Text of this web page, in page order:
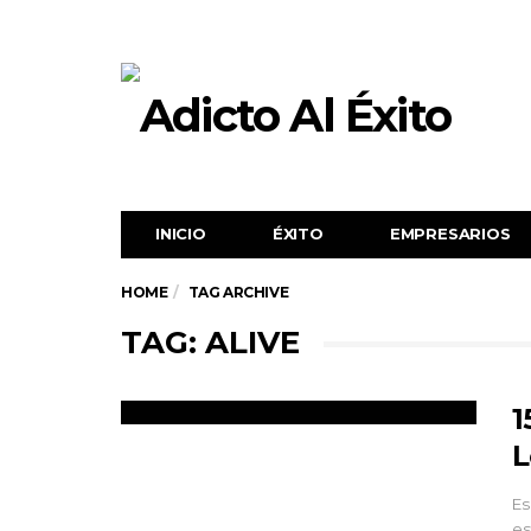
INICIO ÉXITO‬ EMPRESARIOS
HOME TAG ARCHIVE
TAG: ALIVE